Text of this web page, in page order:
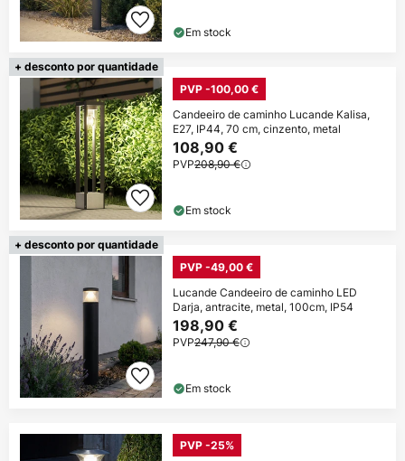
Em stock
+ desconto por quantidade
PVP -100,00 €
Candeeiro de caminho Lucande Kalisa,
E27, IP44, 70 cm, cinzento, metal
108,90 €
PVP208,90 €
Em stock
+ desconto por quantidade
PVP -49,00 €
Lucande Candeeiro de caminho LED
Darja, antracite, metal, 100cm, IP54
198,90 €
PVP247,90 €
Em stock
PVP -25%